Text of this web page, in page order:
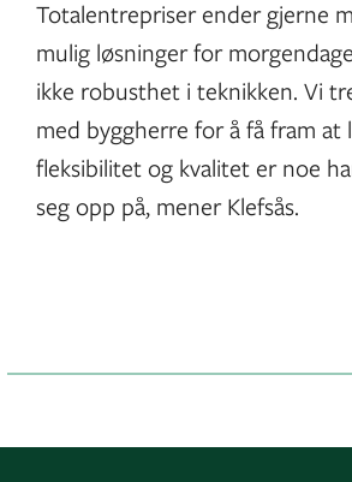
Totalentrepriser ender gjerne
mulig løsninger for
ikke robusthet i teknikken. Vi
med byggherre for å få fram at
fleksibilitet og kvalitet er noe
seg opp på, mener Klefsås.